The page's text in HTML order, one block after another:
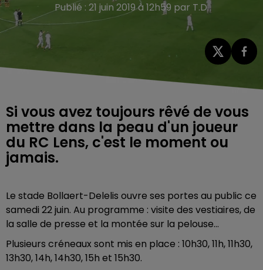
Publié : 21 juin 2019 à 12h59 par T.D.
Si vous avez toujours rêvé de vous
mettre dans la peau d'un joueur
du RC Lens, c'est le moment ou
jamais.
Le stade Bollaert-Delelis ouvre ses portes au public ce
samedi 22 juin. Au programme : visite des vestiaires, de
la salle de presse et la montée sur la pelouse...
Plusieurs créneaux sont mis en place : 10h30, 11h, 11h30,
13h30, 14h, 14h30, 15h et 15h30.